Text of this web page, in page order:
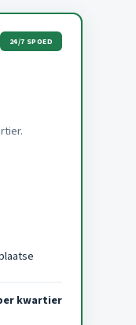
24/7 SPOED
kwartier